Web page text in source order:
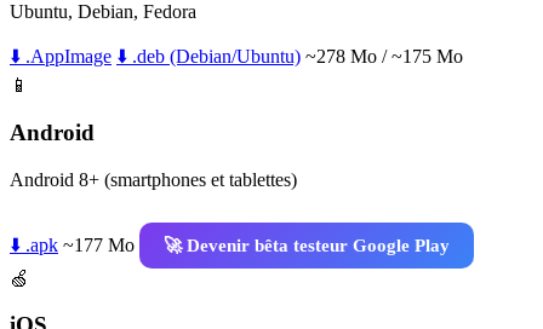
Ubuntu, Debian, Fedora
⬇️ .AppImage ⬇️ .deb (Debian/Ubuntu) ~278 Mo / ~175 Mo
📱
Android
Android 8+ (smartphones et tablettes)
⬇️ .apk ~177 Mo
🚀 Devenir bêta testeur Google Play
🍏